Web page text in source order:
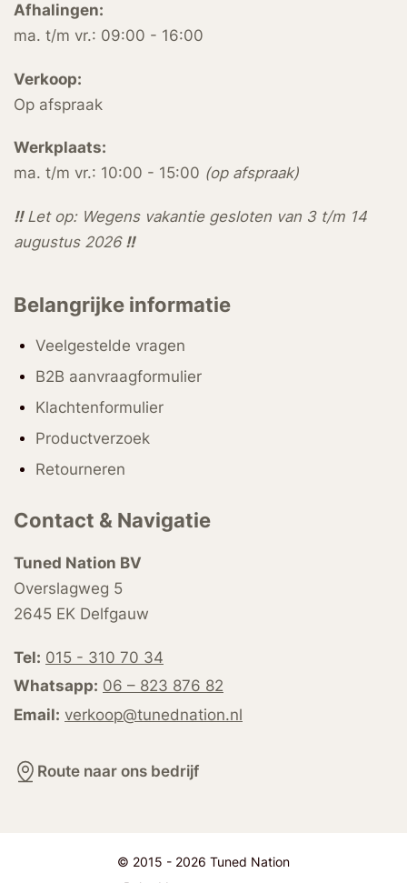
Afhalingen:
ma. t/m vr.: 09:00 - 16:00
Verkoop:
Op afspraak
Werkplaats:
ma. t/m vr.: 10:00 - 15:00 (op afspraak)
!!Let op: Wegens vakantie gesloten van 3 t/m 14
augustus 2026 !!
Belangrijke informatie
Veelgestelde vragen
B2B aanvraagformulier
Klachtenformulier
Productverzoek
Retourneren
Contact & Navigatie
Tuned Nation BV
Overslagweg 5
2645 EK Delfgauw
Tel: 015 - 310 70 34
Whatsapp: 06 – 823 876 82
Email: verkoop@tunednation.nl
Route naar ons bedrijf
© 2015 - 2026 Tuned Nation